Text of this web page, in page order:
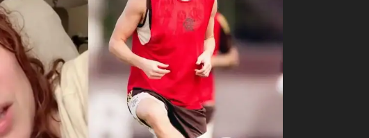
iCHAIT
tudo sobre
Artificial M5PORTS